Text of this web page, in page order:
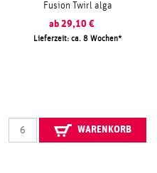
Fusion Twirl alga
ab 29,10 €
Lieferzeit: ca. 8 Wochen
WARENKORB